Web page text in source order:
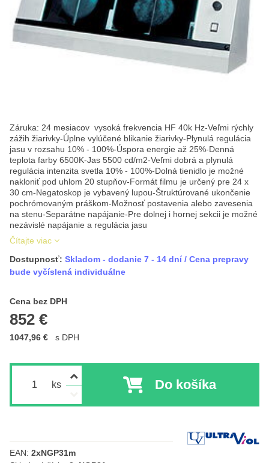
Záruka: 24 mesiacov vysoká frekvencia HF 40k Hz-Veľmi rýchly
zážih žiarivky-Úplne vylúčené blikanie žiarivky-Plynulá regulácia
jasu v rozsahu 10% - 100%-Úspora energie až 25%-Denná
teplota farby 6500K-Jas 5500 cd/m2-Veľmi dobrá a plynulá
regulácia intenzita svetla 10% - 100%-Dolná tienidlo je možné
nakloniť pod uhlom 20 stupňov-Formát filmu je určený pre 24 x
30 cm-Negatoskop je vybavený lupou-Štruktúrované ukončenie
pochrómovaným práškom-Možnosť postavenia alebo zavesenia
na stenu-Separátne napájanie-Pre dolnej i hornej sekcii je možné
nezávislé napájanie a regulácia jasu
Čítajte viac
Dostupnosť: Skladom - dodanie 7 - 14 dní / Cena prepravy
bude vyčíslená individuálne
Cena bez DPH
852 €
Cena s DPH
1047,96 € s DPH
ks Do košíka
Výrobca:
EAN: 2xNGP31m